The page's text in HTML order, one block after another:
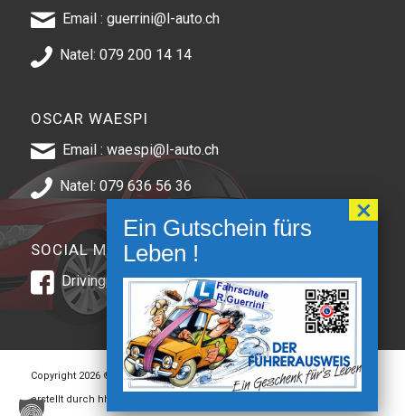
Email : guerrini@l-auto.ch
Natel: 079 200 14 14
OSCAR WAESPI
Email : waespi@l-auto.ch
Natel: 079 636 56 36
SOCIAL MEDIA
Drivingpoint
Copyright 2026 © Driving Point. Alle Rechte vorbehalten. -Webseite
erstellt durch hhomepage Webagentur